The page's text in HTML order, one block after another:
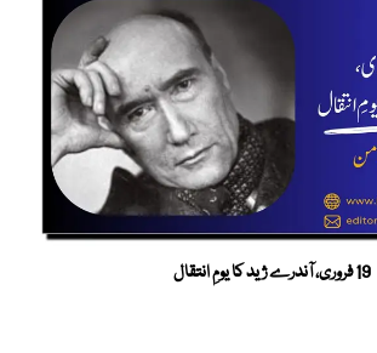
19 فروری، آندرے ژید کا یومِ انتقال